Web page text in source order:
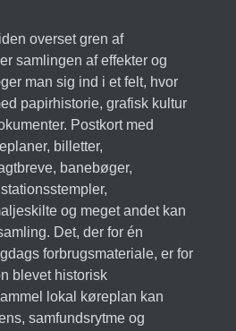
overset gren af
samlingen af effekter og
man sig ind i et felt, hvor
papirhistorie, grafisk kultur
Postkort med
billetter,
banebøger,
og meget andet kan
Det, der for én
forbrugsmateriale, er for
blevet historisk
lokal køreplan kan
samfundsrytme og